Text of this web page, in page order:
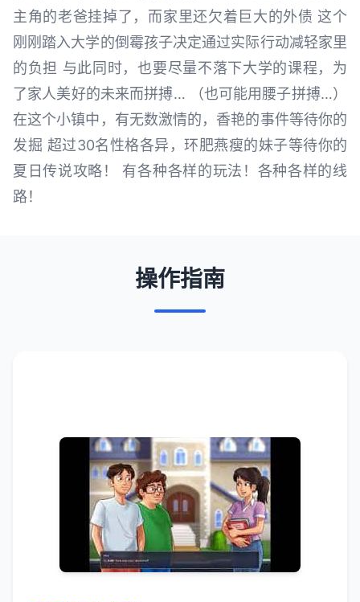
主角的老爸挂掉了，而家里还欠着巨大的外债 这个
刚刚踏入大学的倒霉孩子决定通过实际行动减轻家里
的负担 与此同时，也要尽量不落下大学的课程，为
了家人美好的未来而拼搏… （也可能用腰子拼搏…）
在这个小镇中，有无数激情的，香艳的事件等待你的
发掘 超过30名性格各异，环肥燕瘦的妹子等待你的
夏日传说攻略！ 有各种各样的玩法！各种各样的线
路！
操作指南